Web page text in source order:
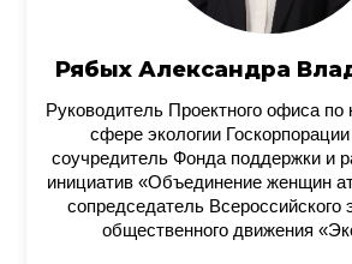
Рябых Александра
Руководитель Проектного офиса
сфере экологии
соучредитель Фонда поддержки и
инициатив «Объединение женщин
сопредседатель Всероссийского
общественного движения